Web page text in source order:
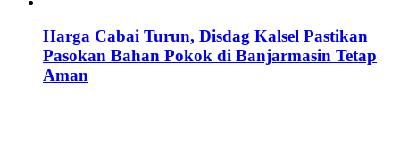
Harga Cabai Turun, Disdag Kalsel Pastikan
Pasokan Bahan Pokok di Banjarmasin Tetap
Aman